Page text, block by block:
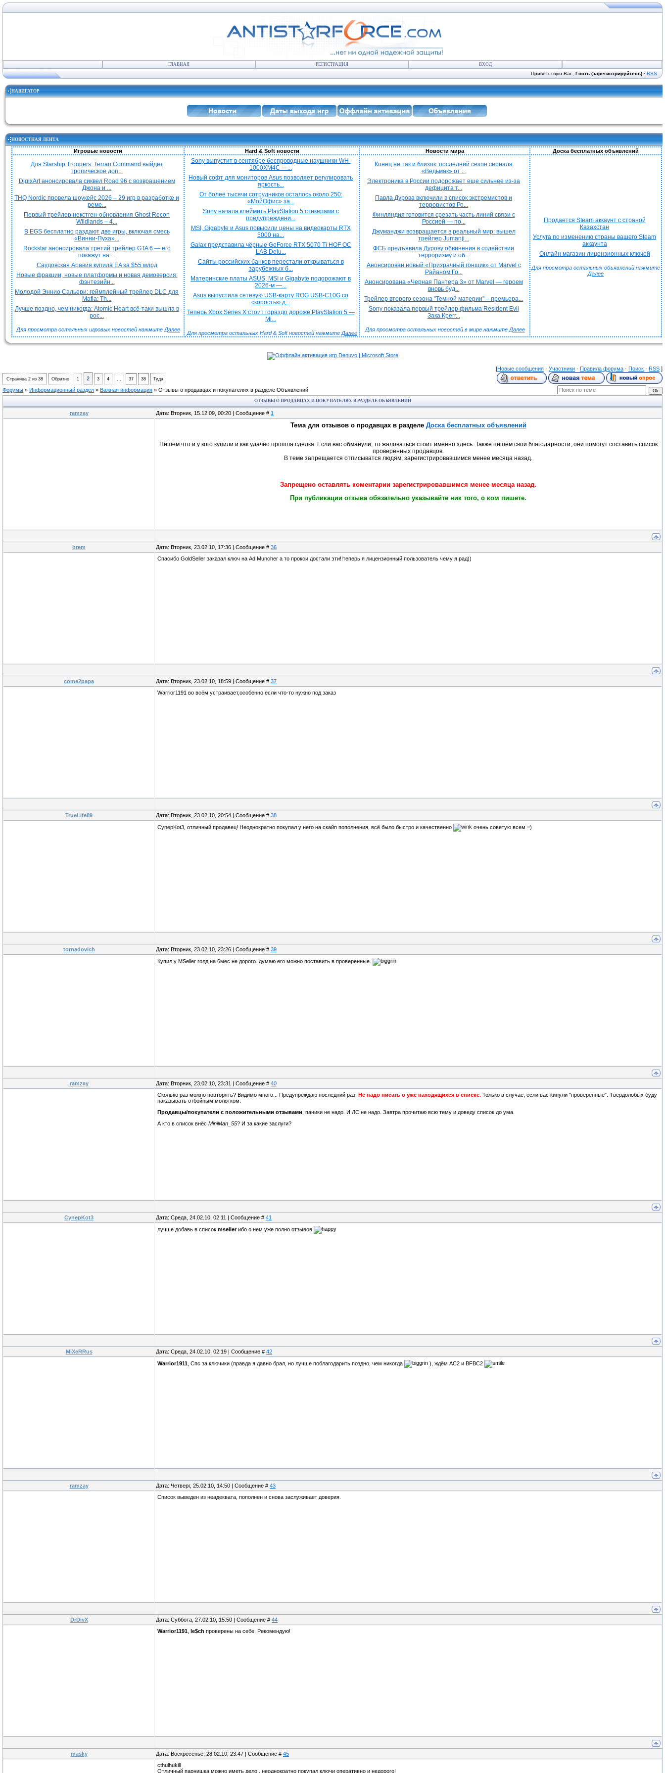
ГЛАВНАЯ РЕГИСТРАЦИЯ ВХОД
Приветствую Вас, Гость (зарегистрируйтесь) · RSS
НАВИГАТОР
НОВОСТНАЯ ЛЕНТА
Игровые новости Hard & Soft новости Новости мира Доска бесплатных объявлений
Для Starship Troopers: Terran Command выйдет
тропическое доп...
DigixArt анонсировала сиквел Road 96 с возвращением
Джона и ...
THQ Nordic провела шоукейс 2026 – 29 игр в разработке и
реме...
Первый трейлер некстген-обновления Ghost Recon
Wildlands – 4...
В EGS бесплатно раздают две игры, включая смесь
«Винни-Пуха»...
Rockstar анонсировала третий трейлер GTA 6 — его
покажут на ...
Саудовская Аравия купила EA за $55 млрд
Новые фракции, новые платформы и новая демоверсия:
фэнтезийн...
Молодой Эннио Сальери: геймплейный трейлер DLC для
Mafia: Th...
Лучше поздно, чем никогда: Atomic Heart всё-таки вышла в
рос...
Для просмотра остальных игровых новостей нажмите Далее
Sony выпустит в сентябре беспроводные наушники WH-
1000XM4C —...
Новый софт для мониторов Asus позволяет регулировать
яркость...
От более тысячи сотрудников осталось около 250:
«МойОфис» за...
Sony начала клеймить PlayStation 5 стикерами с
предупреждени...
MSI, Gigabyte и Asus повысили цены на видеокарты RTX
5000 на...
Galax представила чёрные GeForce RTX 5070 Ti HOF OC
LAB Delu...
Сайты российских банков перестали открываться в
зарубежных б...
Материнские платы ASUS, MSI и Gigabyte подорожают в
2026-м —...
Asus выпустила сетевую USB-карту ROG USB-C10G со
скоростью д...
Теперь Xbox Series X стоит гораздо дороже PlayStation 5 —
Mi...
Для просмотра остальных Hard & Soft новостей нажмите Далее
Конец не так и близок: последний сезон сериала
«Ведьмак» от ...
Электроника в России подорожает еще сильнее из-за
дефицита т...
Павла Дурова включили в список экстремистов и
террористов Ро...
Финляндия готовится срезать часть линий связи с
Россией — по...
Джуманджи возвращается в реальный мир: вышел
трейлер Jumanji...
ФСБ предъявила Дурову обвинения в содействии
терроризму и об...
Анонсирован новый «Призрачный гонщик» от Marvel с
Райаном Го...
Анонсирована «Черная Пантера 3» от Marvel — героем
вновь буд...
Трейлер второго сезона "Темной материи" – премьера...
Sony показала первый трейлер фильма Resident Evil
Зака Крегг...
Для просмотра остальных новостей в мире нажмите Далее
Продается Steam аккаунт с страной
Казахстан
Услуга по изменению страны вашего Steam
аккаунта
Онлайн магазин лицензионных ключей
Для просмотра остальных объявлений нажмите
Далее
[Новые сообщения · Участники · Правила форума · Поиск · RSS ]
Страница 2 из 38 Обратно 1 2 3 4 … 37 38 Туда
Форумы » Информационный раздел » Важная информация » Отзывы о продавцах и покупателях в разделе Объявлений
ОТЗЫВЫ О ПРОДАВЦАХ И ПОКУПАТЕЛЯХ В РАЗДЕЛЕ ОБЪЯВЛЕНИЙ
ramzay Дата: Вторник, 15.12.09, 00:20 | Сообщение # 1
Тема для отзывов о продавцах в разделе Доска бесплатных объявлений
Пишем что и у кого купили и как удачно прошла сделка. Если вас обманули, то жаловаться стоит именно здесь. Также пишем свои благодарности, они помогут составить список
проверенных продавцов.
В теме запрещается отписыватся людям, зарегистрировавшимся менее месяца назад.
Запрещено оставлять коментарии зарегистрировавшимся менее месяца назад.
При публикации отзыва обязательно указывайте ник того, о ком пишете.
brem Дата: Вторник, 23.02.10, 17:36 | Сообщение # 36
Спасибо GoldSeller заказал ключ на Ad Muncher а то прокси достали эти!!теперь я лицензионный пользователь чему я рад))
come2papa Дата: Вторник, 23.02.10, 18:59 | Сообщение # 37
Warrior1191 во всём устраивает,особенно если что-то нужно под заказ
TrueLife89 Дата: Вторник, 23.02.10, 20:54 | Сообщение # 38
CynepKot3, отличный продавец! Неоднократно покупал у него на скайп пополнения, всё было быстро и качественно
очень советую всем =)
tornadovich Дата: Вторник, 23.02.10, 23:26 | Сообщение # 39
Купил у MSeller голд на 6мес не дорого. думаю его можно поставить в проверенные.
ramzay Дата: Вторник, 23.02.10, 23:31 | Сообщение # 40
Сколько раз можно повторять? Видимо много... Предупреждаю последний раз. Не надо писать о уже находящихся в списке. Только в случае, если вас кинули "проверенные". Твердолобых буду
наказывать отбойным молотком.
Продавцы/покупатели с положительными отзывами , паники не надо. И ЛС не надо. Завтра прочитаю всю тему и доведу список до ума.
А кто в список внёс MiniMan_55? И за какие заслуги?
CynepKot3 Дата: Среда, 24.02.10, 02:11 | Сообщение # 41
лучше добавь в список msellerибо о нем уже полно отзывов
MiXeRRus Дата: Среда, 24.02.10, 02:19 | Сообщение # 42
Warrior1911 , Спс за ключики (правда я давно брал, но лучше поблагодарить поздно, чем никогда ), ждём AC2 и BFBC2
ramzay Дата: Четверг, 25.02.10, 14:50 | Сообщение # 43
Список выведен из неадеквата, пополнен и снова заслуживает доверия.
DrDivX Дата: Суббота, 27.02.10, 15:50 | Сообщение # 44
Warrior1191 le$ch проверены на себе. Рекомендую!
masky Дата: Воскресенье, 28.02.10, 23:47 | Сообщение # 45
cthulhukill
Отличный парнишка можно иметь дело , неоднократно покупал ключи оперативно и недорого!